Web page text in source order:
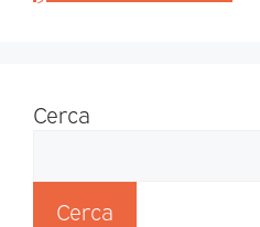
Cerca
Cerca